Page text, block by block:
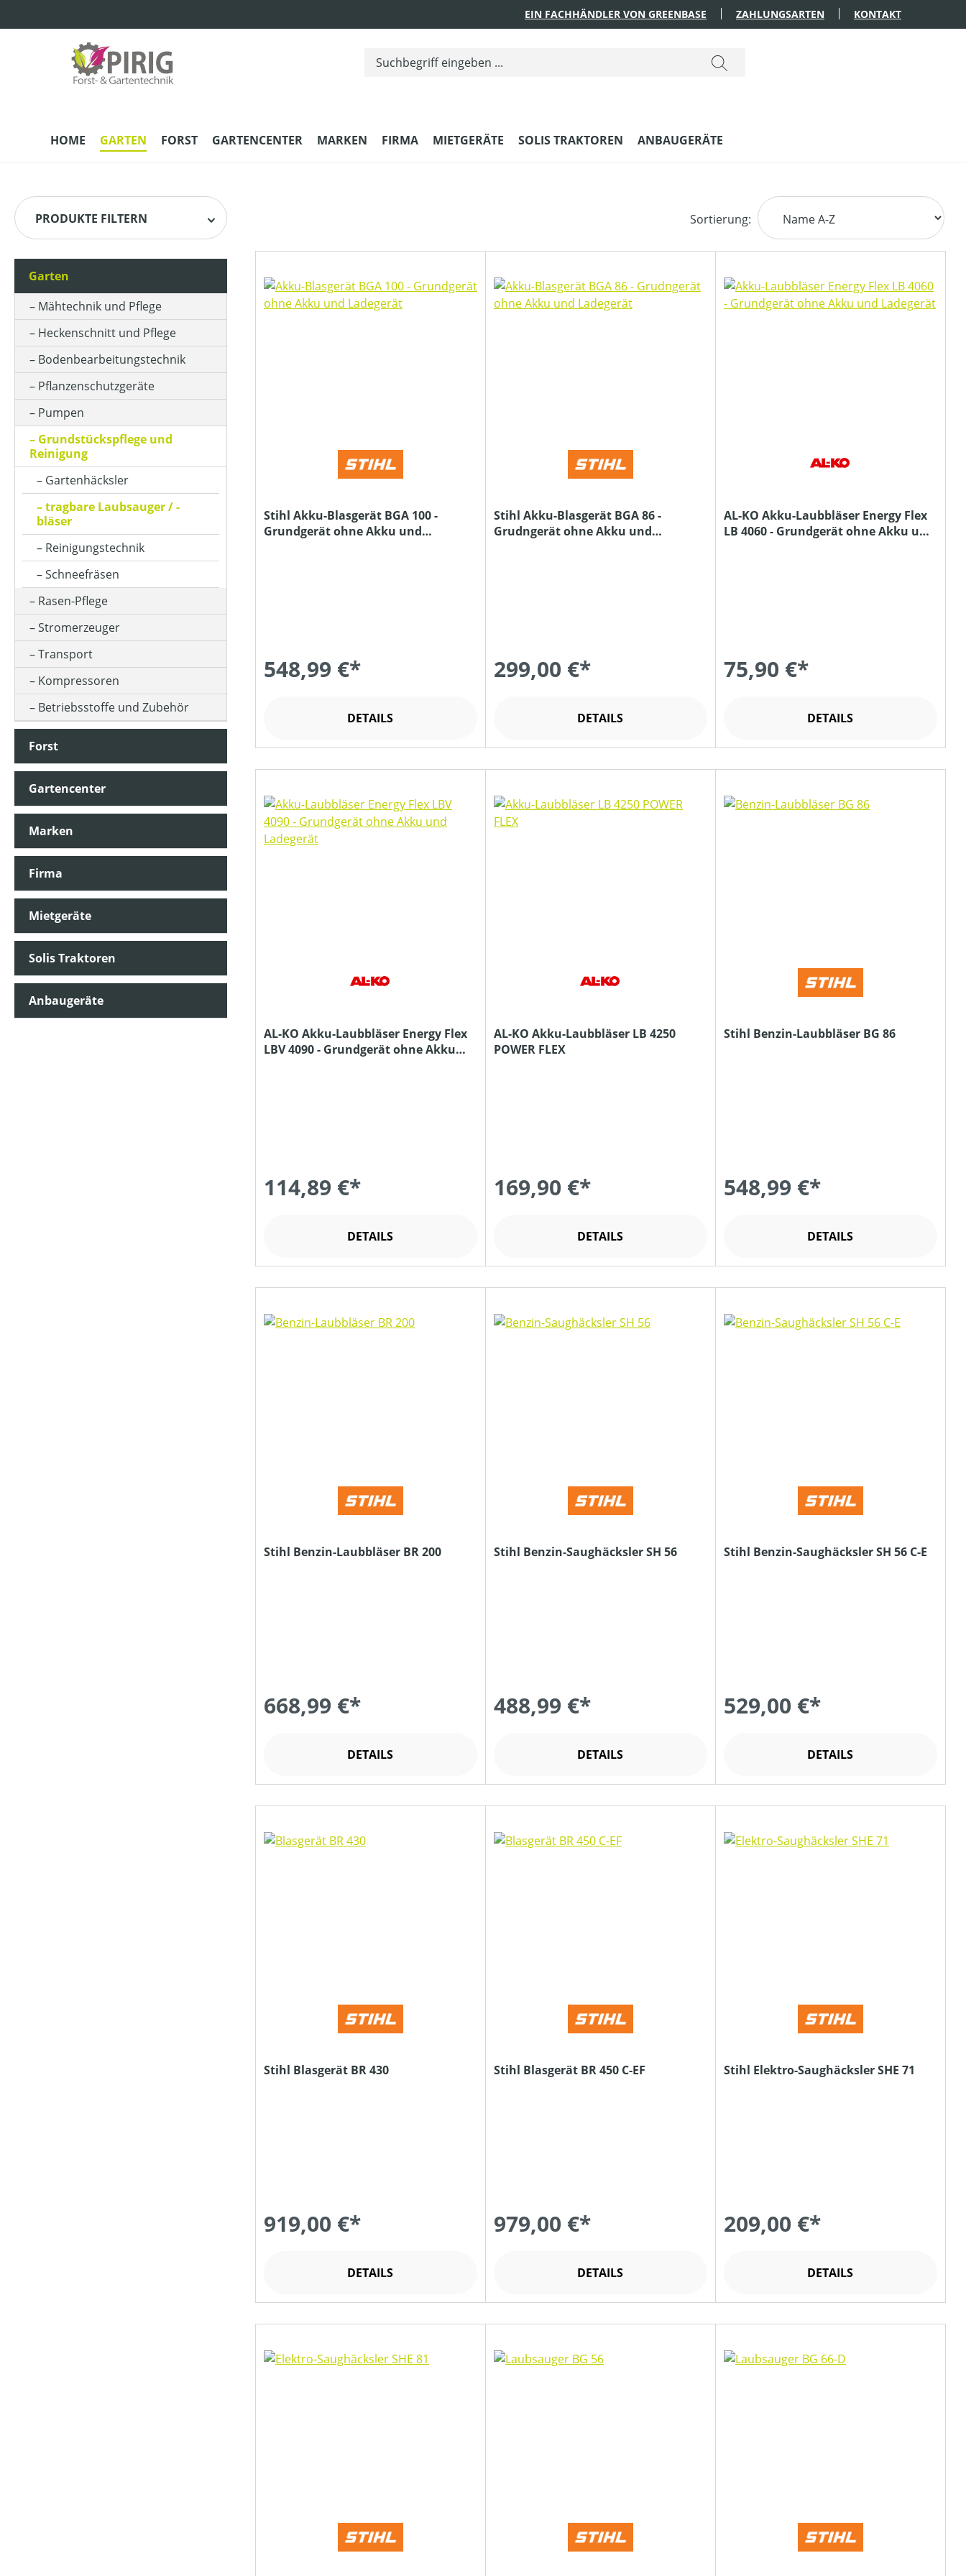
EIN FACHHÄNDLER VON GREENBASE ZAHLUNGSARTEN KONTAKT
HOME GARTEN FORST GARTENCENTER MARKEN FIRMA MIETGERÄTE SOLIS TRAKTOREN ANBAUGERÄTE
PRODUKTE FILTERN
HERSTELLER
BETRIEBSART
FANGSACKVOLUMEN MAX (IN L)
FARBE (GERÄT)
HUBRAUM (IN CM³)
KLASSIFIZIERUNG
LUFTGESCHWINDIGKEIT (IN M/S)
LUFTVOLUMEN (IN M³/H)
MOTORTYP (HERSTELLERBEZEICHNUNG)
NENNSPANNUNG (IN V)
SCHALLDRUCKPEGEL AM OHR (IN DB(A))
SCHALLLEISTUNGSPEGEL (IN DB(A))
STIELART
PREIS
Garten
Mähtechnik und Pflege
Heckenschnitt und Pflege
Bodenbearbeitungstechnik
Pflanzenschutzgeräte
Pumpen
Grundstückspflege und
Reinigung
Gartenhäcksler
tragbare Laubsauger / -
bläser
Reinigungstechnik
Schneefräsen
Rasen-Pflege
Stromerzeuger
Transport
Kompressoren
Betriebsstoffe und Zubehör
Forst
Gartencenter
Marken
Firma
Mietgeräte
Solis Traktoren
Anbaugeräte
Sortierung:
Stihl Akku-Blasgerät BGA 100 -
Grundgerät ohne Akku und
548,99 €*
DETAILS
Stihl Akku-Blasgerät BGA 86 -
Grudngerät ohne Akku und
299,00 €*
DETAILS
AL-KO Akku-Laubbläser Energy Flex
LB 4060 - Grundgerät ohne Akku und
75,90 €*
DETAILS
AL-KO Akku-Laubbläser Energy Flex
LBV 4090 - Grundgerät ohne Akku
114,89 €*
DETAILS
AL-KO Akku-Laubbläser LB 4250
POWER FLEX
169,90 €*
DETAILS
Stihl Benzin-Laubbläser BG 86
548,99 €*
DETAILS
Stihl Benzin-Laubbläser BR 200
668,99 €*
DETAILS
Stihl Benzin-Saughäcksler SH 56
488,99 €*
DETAILS
Stihl Benzin-Saughäcksler SH 56 C-E
529,00 €*
DETAILS
Stihl Blasgerät BR 430
919,00 €*
DETAILS
Stihl Blasgerät BR 450 C-EF
979,00 €*
DETAILS
Stihl Elektro-Saughäcksler SHE 71
209,00 €*
DETAILS